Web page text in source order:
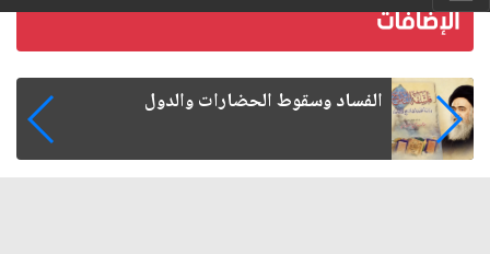
رواتب الموظفين على صفيح ساخن